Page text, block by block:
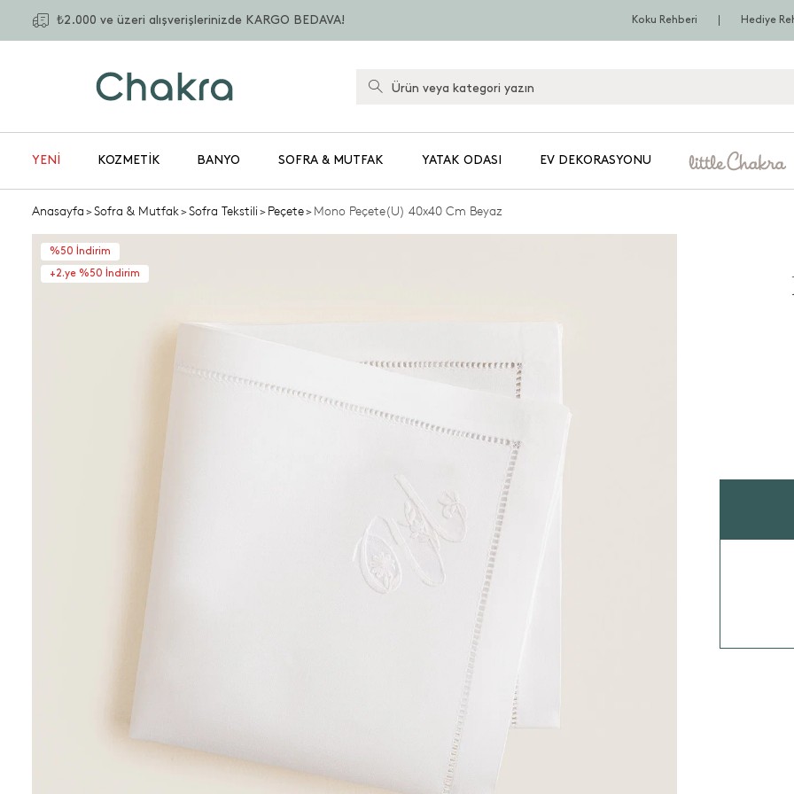
₺2.000 ve üzeri alışverişlerinizde KARGO BEDAVA! Koku Rehberi Hediye
YENİ KOZMETIK BANYO SOFRA & MUTFAK YATAK ODASI EV DEKORASYONU
Anasayfa>Sofra & Mutfak>Sofra Tekstili>Peçete>Mono Peçete(U) 40x40 Cm Beyaz
%50 İndirim
+2.ye %50 İndirim